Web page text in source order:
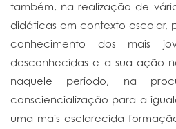
também, na realização de
didáticas em contexto escolar,
conhecimento dos mais
desconhecidas e a sua ação
naquele período, na
consciencialização para a
uma mais esclarecida